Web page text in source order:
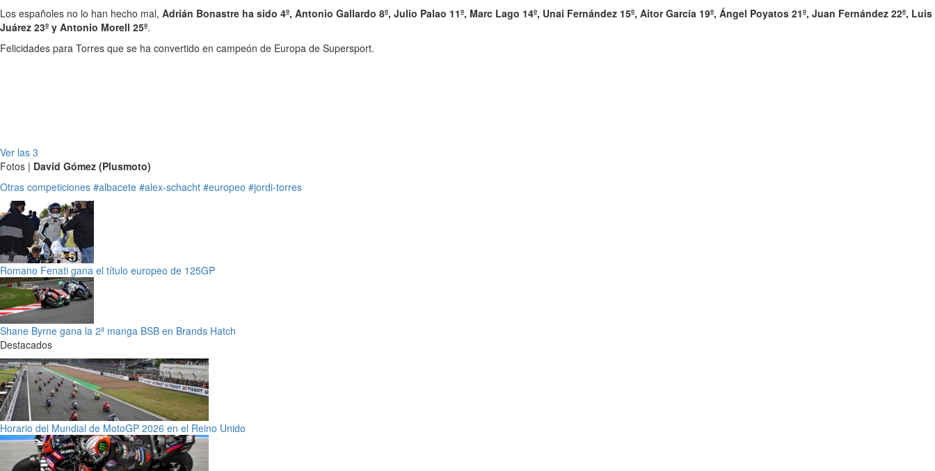
Los españoles no lo han hecho mal, Adrián Bonastre ha sido 4º, Antonio Gallardo 8º, Julio Palao 11º, Marc Lago 14º, Unai Fernández 15º, Aitor García 19º, Ángel Poyatos 21º, Juan Fernández 22º, Luis
Juárez 23º y Antonio Morell 25º.
Felicidades para Torres que se ha convertido en campeón de Europa de Supersport.
Ver las 3
Fotos | David Gómez (Plusmoto)
Otras competiciones #albacete #alex-schacht #europeo #jordi-torres
Romano Fenati gana el título europeo de 125GP
Shane Byrne gana la 2ª manga BSB en Brands Hatch
Destacados
Horario del Mundial de MotoGP 2026 en el Reino Unido